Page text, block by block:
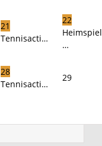
21
Tennisacti…
22
Heimspiel
…
28
Tennisacti…
29